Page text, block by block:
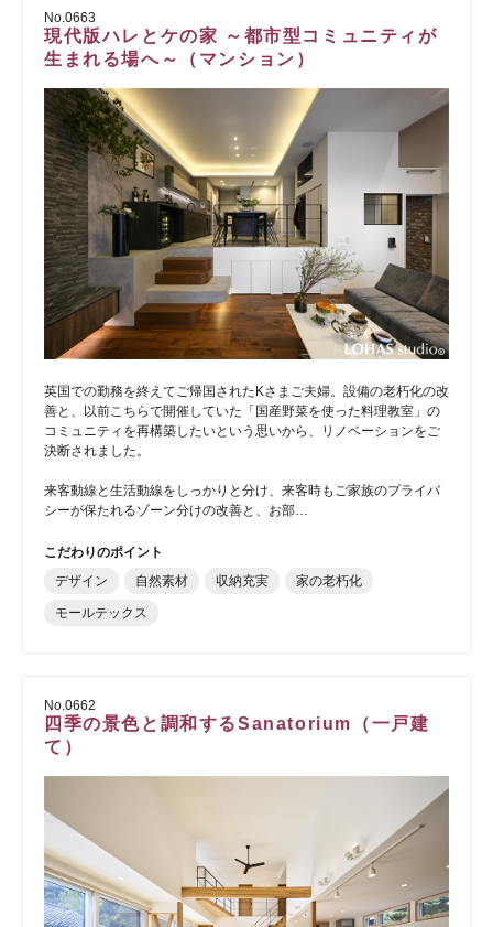
No.0663
現代版ハレとケの家 ～都市型コミュニティが
生まれる場へ～（マンション）
英国での勤務を終えてご帰国されたKさまご夫婦。設備の老朽化の改
善と、以前こちらで開催していた「国産野菜を使った料理教室」の
コミュニティを再構築したいという思いから、リノベーションをご
決断されました。
来客動線と生活動線をしっかりと分け、来客時もご家族のプライバ
シーが保たれるゾーン分けの改善と、お部…
こだわりのポイント
デザイン
自然素材 収納充実 家の老朽化
モールテックス
No.0662
四季の景色と調和するSanatorium（一戸建
て）